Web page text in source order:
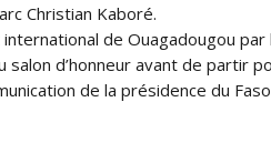
Christian Kaboré.
international de Ouagadougou
salon d’honneur avant de partir
de la présidence du Faso